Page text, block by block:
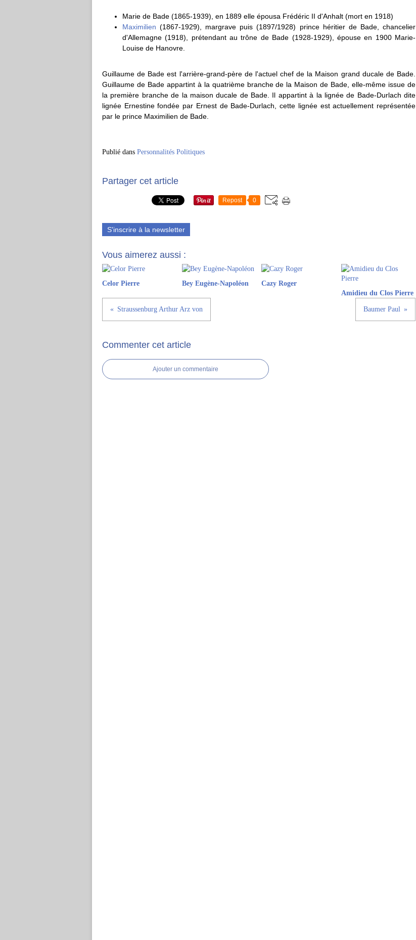
Marie de Bade (1865-1939), en 1889 elle épousa Frédéric II d'Anhalt (mort en 1918)
Maximilien (1867-1929), margrave puis (1897/1928) prince héritier de Bade, chancelier
d'Allemagne (1918), prétendant au trône de Bade (1928-1929), épouse en 1900 Marie-
Louise de Hanovre.
Guillaume de Bade est l'arrière-grand-père de l'actuel chef de la Maison grand ducale de Bade.
Guillaume de Bade appartint à la quatrième branche de la Maison de Bade, elle-même issue de
la première branche de la maison ducale de Bade. Il appartint à la lignée de Bade-Durlach dite
lignée Ernestine fondée par Ernest de Bade-Durlach, cette lignée est actuellement représentée
par le prince Maximilien de Bade.
Publié dans Personnalités Politiques
Partager cet article
Repost 0
S'inscrire à la newsletter
Vous aimerez aussi :
Celor Pierre Bey Eugène-Napoléon
Cazy Roger
Amidieu du Clos Pierre
Straussenburg Arthur Arz von Baumer Paul
Commenter cet article
Ajouter un commentaire